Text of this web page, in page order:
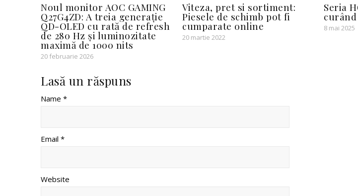
Noul monitor AOC GAMING
Q27G4ZD: A treia generație
QD-OLED cu rată de refresh
de 280 Hz și luminozitate
maximă de 1000 nits
20 februarie 2026
Viteza, pret si sortiment:
Piesele de schimb pot fi
cumparate online
20 martie 2022
Seria
curând
8 mai 2025
Lasă un răspuns
Name *
Email *
Website